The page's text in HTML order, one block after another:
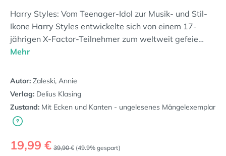
Harry Styles: Vom Teenager-Idol zur Musik- und Stil-
Ikone Harry Styles entwickelte sich von einem 17-
jährigen X-Factor-Teilnehmer zum weltweit gefeie…
Mehr
Autor: Zaleski, Annie
Verlag: Delius Klasing
Zustand: Mit Ecken und Kanten - ungelesenes Mängelexemplar
Verkaufspreis:
19,99 € Regulärer Preis:
39,90 € (49.9% gespart)